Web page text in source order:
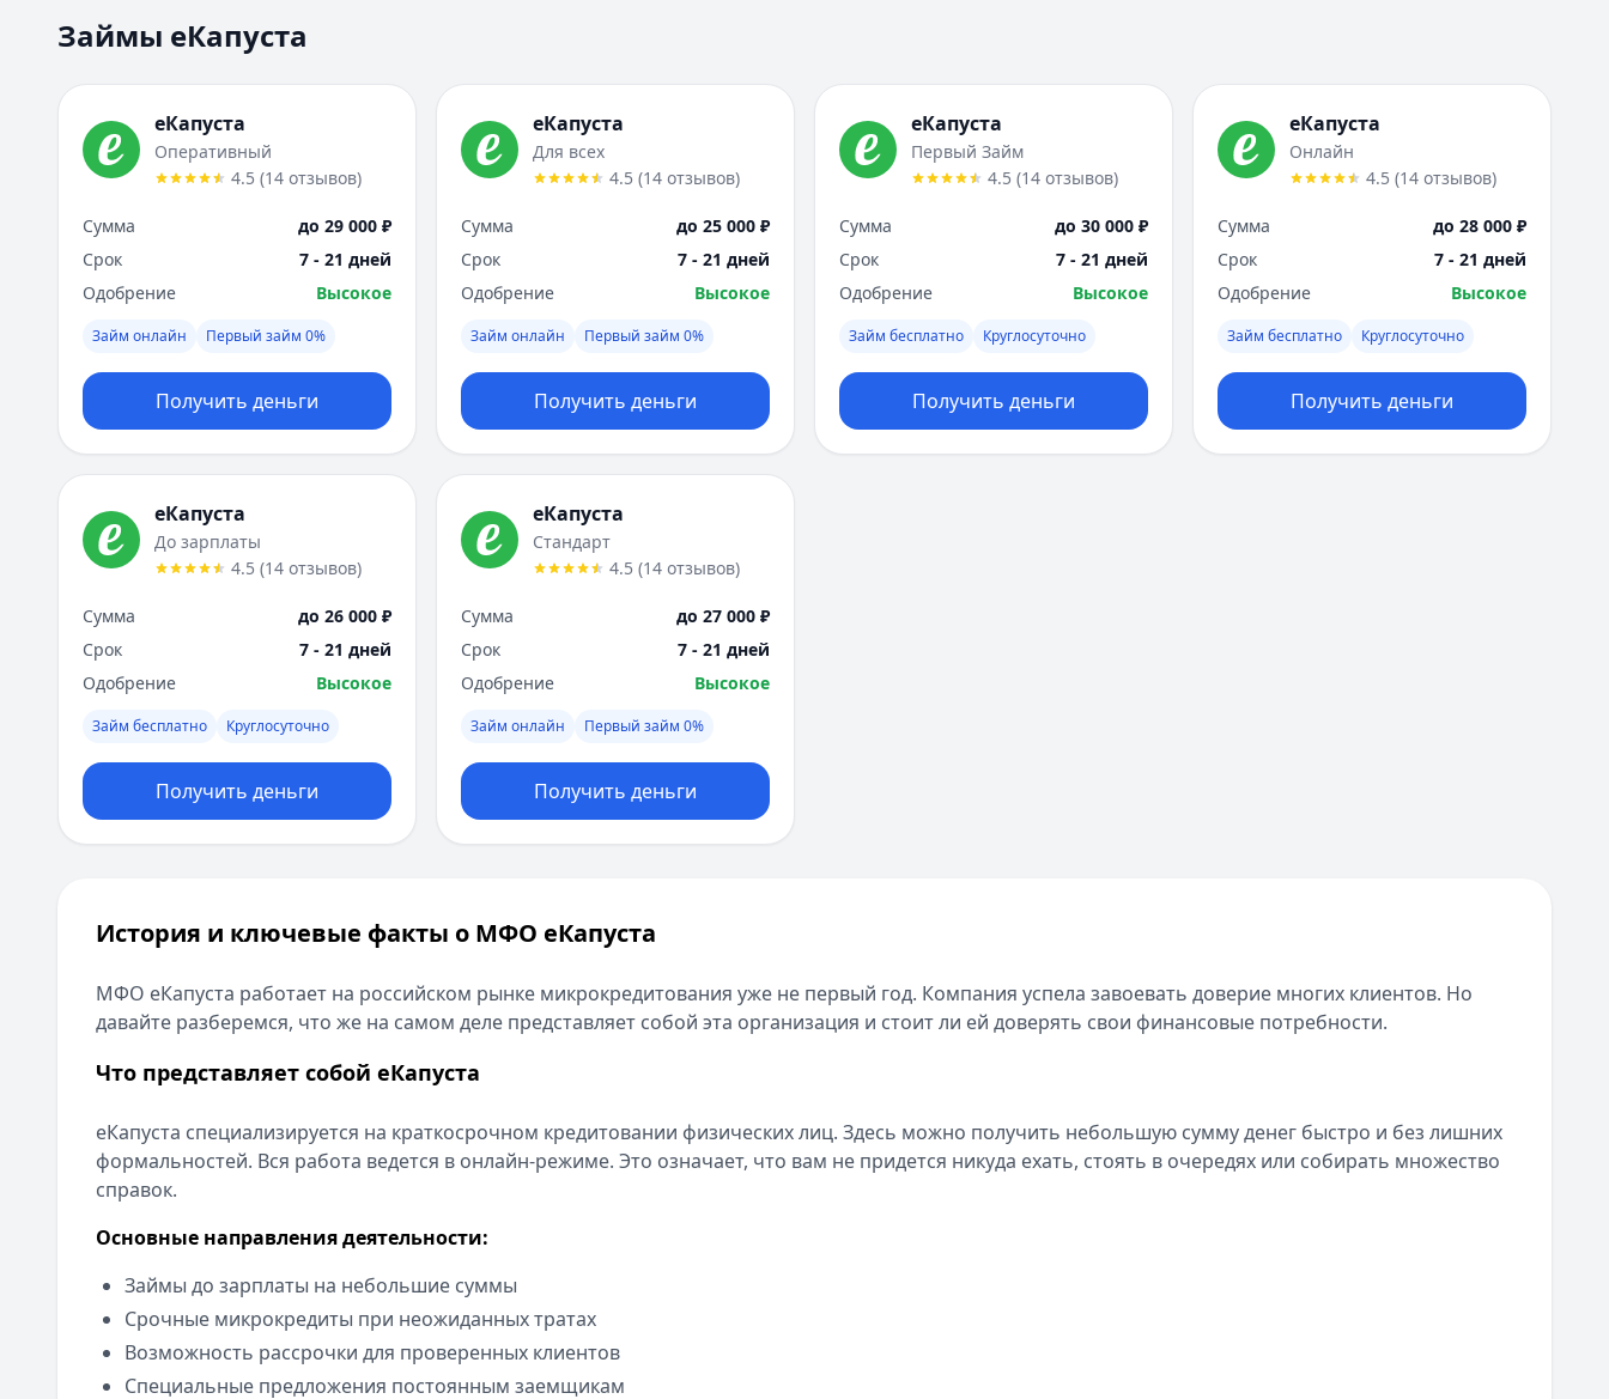
Займы еКапуста
еКапуста
Оперативный
4.5 (14 отзывов)
Сумма
до 29 000 ₽
Срок
7 - 21 дней
Одобрение
Высокое
Займ онлайн Первый займ 0%
Получить деньги
еКапуста
Для всех
4.5 (14 отзывов)
Сумма
до 25 000 ₽
Срок
7 - 21 дней
Одобрение
Высокое
Займ онлайн Первый займ 0%
Получить деньги
еКапуста
Первый Займ
4.5 (14 отзывов)
Сумма
до 30 000 ₽
Срок
7 - 21 дней
Одобрение
Высокое
Займ бесплатно Круглосуточно
Получить деньги
еКапуста
Онлайн
4.5 (14 отзывов)
Сумма
до 28 000 ₽
Срок
7 - 21 дней
Одобрение
Высокое
Займ бесплатно Круглосуточно
Получить деньги
еКапуста
До зарплаты
4.5 (14 отзывов)
Сумма
до 26 000 ₽
Срок
7 - 21 дней
Одобрение
Высокое
Займ бесплатно Круглосуточно
Получить деньги
еКапуста
Стандарт
4.5 (14 отзывов)
Сумма
до 27 000 ₽
Срок
7 - 21 дней
Одобрение
Высокое
Займ онлайн Первый займ 0%
Получить деньги
История и ключевые факты о МФО еКапуста
МФО еКапуста работает на российском рынке микрокредитования уже не первый год. Компания успела завоевать доверие многих клиентов. Но
давайте разберемся, что же на самом деле представляет собой эта организация и стоит ли ей доверять свои финансовые потребности.
Что представляет собой еКапуста
еКапуста специализируется на краткосрочном кредитовании физических лиц. Здесь можно получить небольшую сумму денег быстро и без лишних
формальностей. Вся работа ведется в онлайн-режиме. Это означает, что вам не придется никуда ехать, стоять в очередях или собирать множество
справок.
Основные направления деятельности:
Займы до зарплаты на небольшие суммы
Срочные микрокредиты при неожиданных тратах
Возможность рассрочки для проверенных клиентов
Специальные предложения постоянным заемщикам